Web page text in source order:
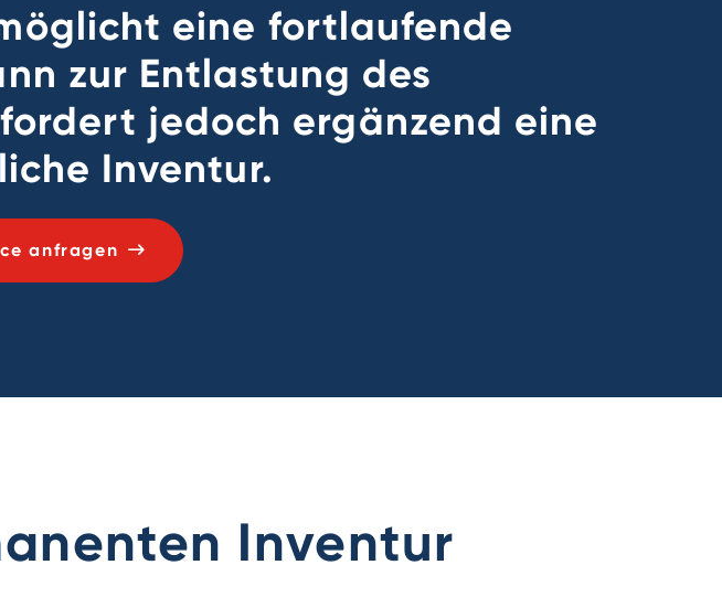
eine fortlaufende
zur Entlastung des
jedoch ergänzend eine
Inventur.
anfragen
Inventur